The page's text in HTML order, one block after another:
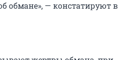
обмане», — констатируют в